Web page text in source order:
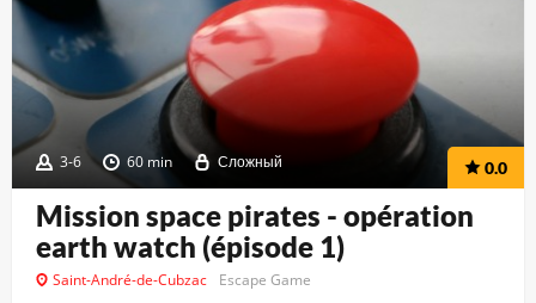
3-6 60 min Сложный 0.0
Mission space pirates - opération
earth watch (épisode 1)
Saint-André-de-Cubzac Escape Game